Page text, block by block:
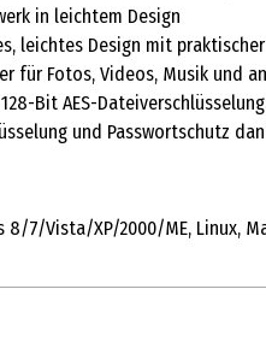
in leichtem Design
leichtes Design mit
für Fotos, Videos, Musik und
Bit AES-
und Passwortschutz
7/Vista/XP/2000/ME, Linux,